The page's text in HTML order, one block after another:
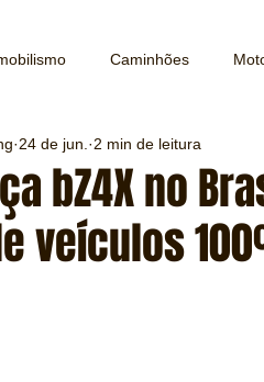
Caminhões
Transporte Trens e Metrô
Testes e Comparativos
bZ4X no
veículos
24 de jun. 2 min de leitura
5 estrelas.